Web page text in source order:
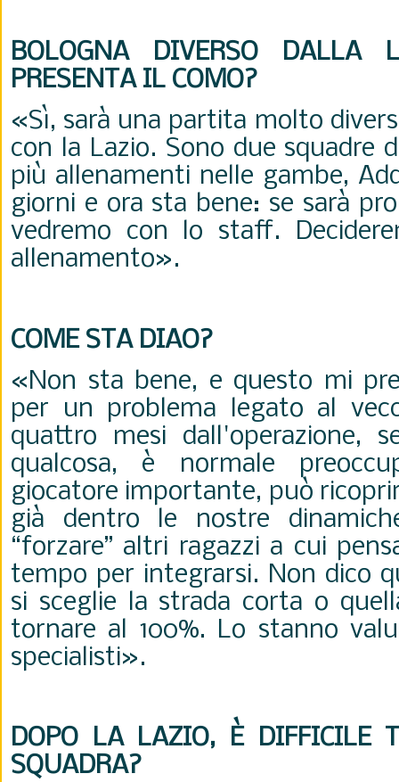
BOLOGNA DIVERSO DALLA
PRESENTA IL COMO?
«Sì, sarà una partita molto
con la Lazio. Sono due squadre
più allenamenti nelle gambe,
giorni e ora sta bene: se sarà
vedremo con lo staff.
allenamento».
COME STA DIAO?
«Non sta bene, e questo mi
per un problema legato al
quattro mesi dall'operazione,
qualcosa, è normale
giocatore importante, può
già dentro le nostre
“forzare” altri ragazzi a cui
tempo per integrarsi. Non dico
si sceglie la strada corta o
tornare al 100%. Lo stanno
specialisti».
DOPO LA LAZIO, È DIFFICILE
SQUADRA?